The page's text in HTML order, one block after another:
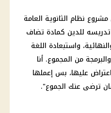
مشروع نظام الثانوية العامة
للدين كمادة تضاف
واستبعادة اللغة
من المجموع. أنا
عليها، بس إعملها
ترضى عنك الجموع".